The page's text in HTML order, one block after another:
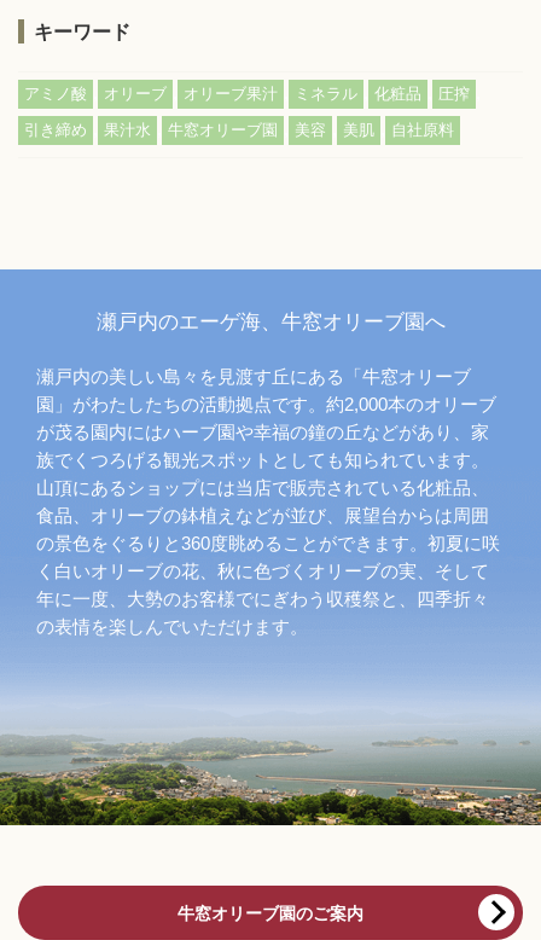
キーワード
アミノ酸 オリーブ オリーブ果汁 ミネラル 化粧品 圧搾
引き締め 果汁水 牛窓オリーブ園 美容 美肌 自社原料
瀬戸内のエーゲ海、牛窓オリーブ園へ
瀬戸内の美しい島々を見渡す丘にある「牛窓オリーブ
園」がわたしたちの活動拠点です。約2,000本のオリーブ
が茂る園内にはハーブ園や幸福の鐘の丘などがあり、家
族でくつろげる観光スポットとしても知られています。
山頂にあるショップには当店で販売されている化粧品、
食品、オリーブの鉢植えなどが並び、展望台からは周囲
の景色をぐるりと360度眺めることができます。初夏に咲
く白いオリーブの花、秋に色づくオリーブの実、そして
年に一度、大勢のお客様でにぎわう収穫祭と、四季折々
の表情を楽しんでいただけます。
牛窓オリーブ園のご案内